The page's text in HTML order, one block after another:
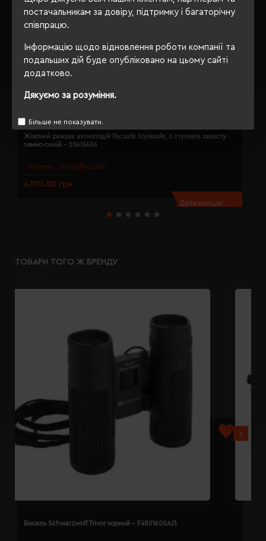
постачальникам за довіру, підтримку і багаторічну
співпрацю.
Інформацію щодо відновлення роботи компанії та
подальших дій буде опубліковано на цьому сайті
додатково.
Дякуємо за розуміння.
Більше не показувати.
Модель: 20615(Pacsafe)
Жіночий рюкзак антизлодій Pacsafe Stylesafe, 6 ступенів захисту
темно-синій - 20615606
4700.00 грн
Детальніше...
ТОВАРИ ТОГО Ж БРЕНДУ
Бінокль Schwarzwolf Trivor чорний - F4801600AJ3